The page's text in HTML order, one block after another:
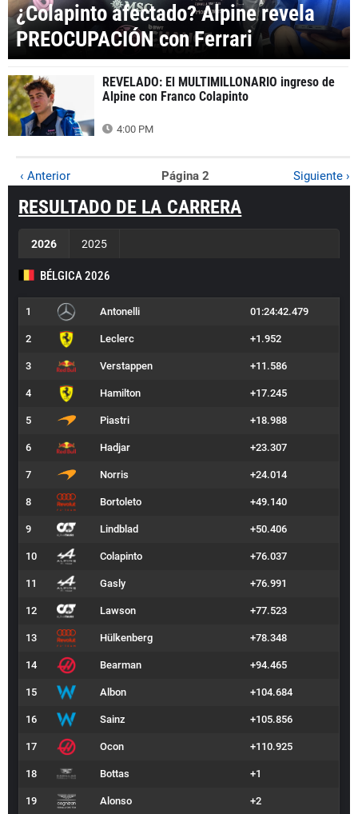
¿Colapinto afectado? Alpine revela
PREOCUPACIÓN con Ferrari
REVELADO: El MULTIMILLONARIO ingreso de
Alpine con Franco Colapinto
4:00 PM
‹ Anterior Página 2 Siguiente ›
RESULTADO DE LA CARRERA
2026 2025
BÉLGICA 2026
1 Antonelli 01:24:42.479
2 Leclerc +1.952
3 Verstappen +11.586
4 Hamilton +17.245
5 Piastri +18.988
6 Hadjar +23.307
7 Norris +24.014
8 Bortoleto +49.140
9 Lindblad +50.406
10 Colapinto +76.037
11 Gasly +76.991
12 Lawson +77.523
13 Hülkenberg +78.348
14 Bearman +94.465
15 Albon +104.684
16 Sainz +105.856
17 Ocon +110.925
18 Bottas +1
19 Alonso +2